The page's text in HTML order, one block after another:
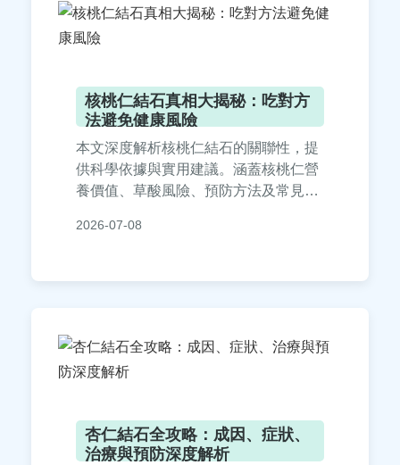
核桃仁結石真相大揭秘：吃對方
法避免健康風險
本文深度解析核桃仁結石的關聯性，提
供科學依據與實用建議。涵蓋核桃仁營
養價值、草酸風險、預防方法及常見問
困擾。內容基於專業知識與個人經驗，
2026-07-08
杏仁結石全攻略：成因、症狀、
治療與預防深度解析